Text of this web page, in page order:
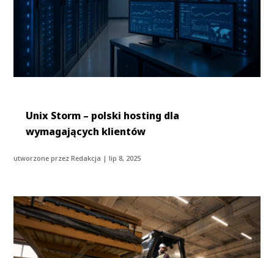
Unix Storm – polski hosting dla
wymagających klientów
utworzone przezRedakcja |lip 8, 2025